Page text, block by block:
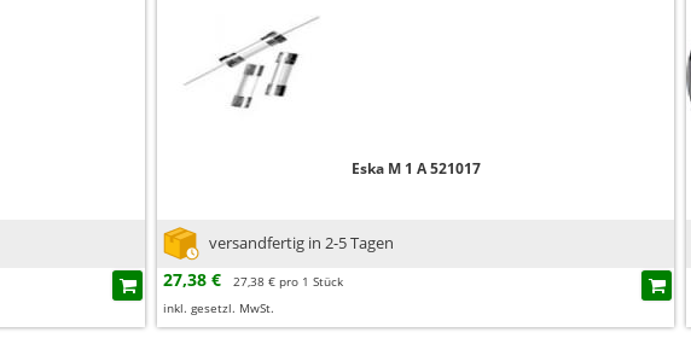
Eska M 1 A 521017
versandfertig in 2-5 Tagen
27,38 €
27,38 € pro 1 Stück
inkl. gesetzl. MwSt.